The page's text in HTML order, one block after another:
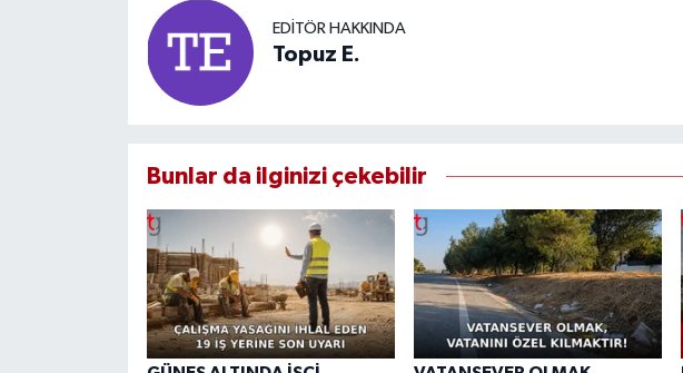
EDITÖR HAKKINDA
Topuz E.
Bunlar da ilginizi çekebilir